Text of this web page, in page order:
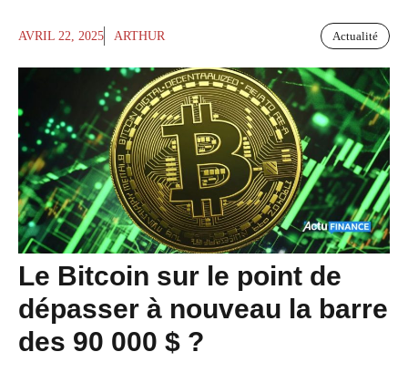
AVRIL 22, 2025 ARTHUR Actualité
Le Bitcoin sur le point de
dépasser à nouveau la barre
des 90 000 $ ?